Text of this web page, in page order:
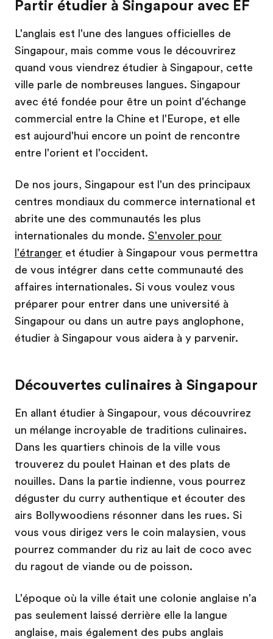
Partir étudier à Singapour avec EF
L'anglais est l'une des langues officielles de
Singapour, mais comme vous le découvrirez
quand vous viendrez étudier à Singapour, cette
ville parle de nombreuses langues. Singapour
avec été fondée pour être un point d'échange
commercial entre la Chine et l'Europe, et elle
est aujourd'hui encore un point de rencontre
entre l'orient et l'occident.
De nos jours, Singapour est l'un des principaux
centres mondiaux du commerce international et
abrite une des communautés les plus
internationales du monde. S'envoler pour
l'étranger et étudier à Singapour vous permettra
de vous intégrer dans cette communauté des
affaires internationales. Si vous voulez vous
préparer pour entrer dans une université à
Singapour ou dans un autre pays anglophone,
étudier à Singapour vous aidera à y parvenir.
Découvertes culinaires à Singapour
En allant étudier à Singapour, vous découvrirez
un mélange incroyable de traditions culinaires.
Dans les quartiers chinois de la ville vous
trouverez du poulet Hainan et des plats de
nouilles. Dans la partie indienne, vous pourrez
déguster du curry authentique et écouter des
airs Bollywoodiens résonner dans les rues. Si
vous vous dirigez vers le coin malaysien, vous
pourrez commander du riz au lait de coco avec
du ragout de viande ou de poisson.
L'époque où la ville était une colonie anglaise n'a
pas seulement laissé derrière elle la langue
anglaise, mais également des pubs anglais